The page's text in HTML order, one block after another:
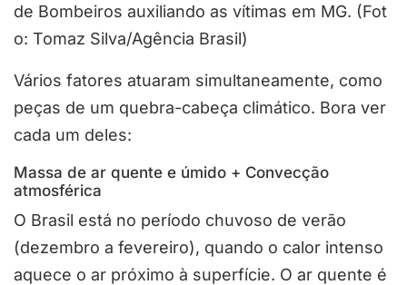
de Bombeiros auxiliando as vítimas em MG. (Fot
o: Tomaz Silva/Agência Brasil)
Vários fatores atuaram simultaneamente, como
peças de um quebra-cabeça climático. Bora ver
cada um deles:
Massa de ar quente e úmido + Convecção
atmosférica
O Brasil está no período chuvoso de verão
(dezembro a fevereiro), quando o calor intenso
aquece o ar próximo à superfície. O ar quente é